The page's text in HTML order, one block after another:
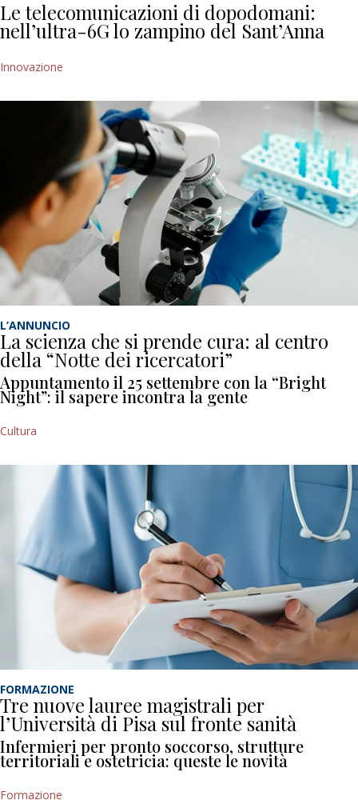
Le telecomunicazioni di dopodomani:
nell’ultra-6G lo zampino del Sant’Anna
Innovazione
L’ANNUNCIO
La scienza che si prende cura: al centro
della “Notte dei ricercatori”
Appuntamento il 25 settembre con la “Bright
Night”: il sapere incontra la gente
Cultura
FORMAZIONE
Tre nuove lauree magistrali per
l’Università di Pisa sul fronte sanità
Infermieri per pronto soccorso, strutture
territoriali e ostetricia: queste le novità
Formazione